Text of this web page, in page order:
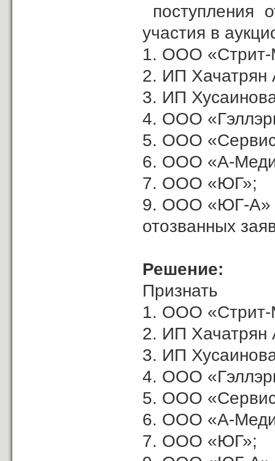
поступления
участия в
1. ООО
2. ИП Хачатрян
3. ИП
4. ООО
5. ООО
6. ООО «А-
7. ООО «ЮГ»;
9. ООО «ЮГ-А»
отозванных
Решение:
Признать
1. ООО
2. ИП Хачатрян
3. ИП
4. ООО
5. ООО
6. ООО «А-
7. ООО «ЮГ»;